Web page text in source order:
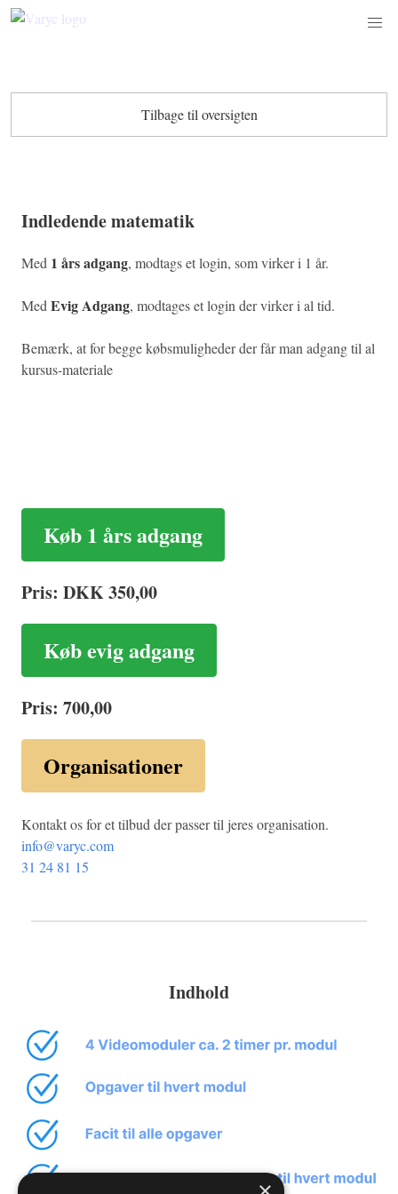
Tilbage til oversigten
Indledende matematik
Med 1 års adgang, modtags et login, som virker i 1 år.
Med Evig Adgang, modtages et login der virker i al tid.
Bemærk, at for begge købsmuligheder der får man adgang til al
kursus-materiale
Køb 1 års adgang
Pris: DKK 350,00
Køb evig adgang
Pris: 700,00
Organisationer
Kontakt os for et tilbud der passer til jeres organisation.
info@varyc.com
31 24 81 15
Indhold